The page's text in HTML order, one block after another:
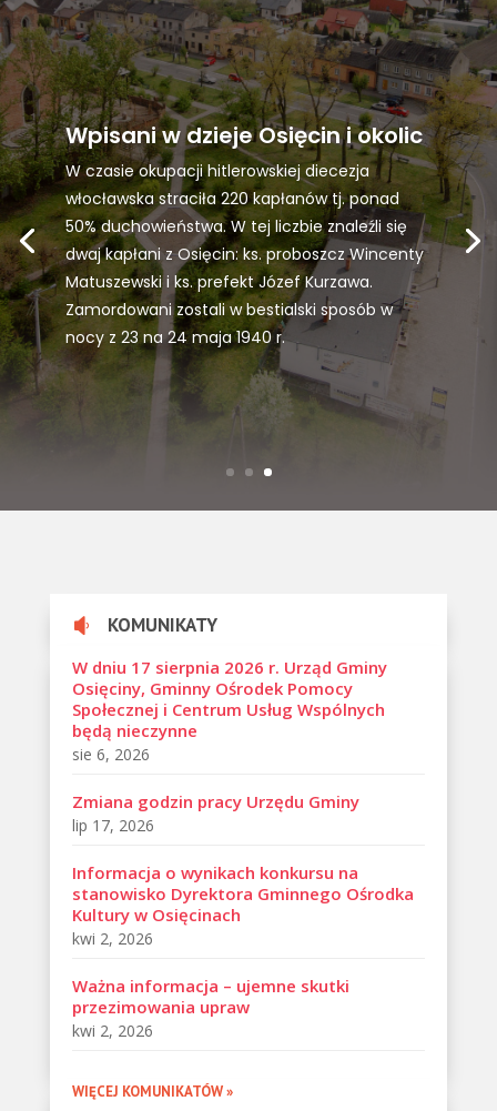
Wpisani w dzieje Osięcin i okolic
W czasie okupacji hitlerowskiej diecezja
włocławska straciła 220 kapłanów tj. ponad
50% duchowieństwa. W tej liczbie znaleźli się
dwaj kapłani z Osięcin: ks. proboszcz Wincenty
Matuszewski i ks. prefekt Józef Kurzawa.
Zamordowani zostali w bestialski sposób w
nocy z 23 na 24 maja 1940 r.
 KOMUNIKATY
W dniu 17 sierpnia 2026 r. Urząd Gminy
Osięciny, Gminny Ośrodek Pomocy
Społecznej i Centrum Usług Wspólnych
będą nieczynne
sie 6, 2026
Zmiana godzin pracy Urzędu Gminy
lip 17, 2026
Informacja o wynikach konkursu na
stanowisko Dyrektora Gminnego Ośrodka
Kultury w Osięcinach
kwi 2, 2026
Ważna informacja – ujemne skutki
przezimowania upraw
kwi 2, 2026
WIĘCEJ KOMUNIKATÓW »